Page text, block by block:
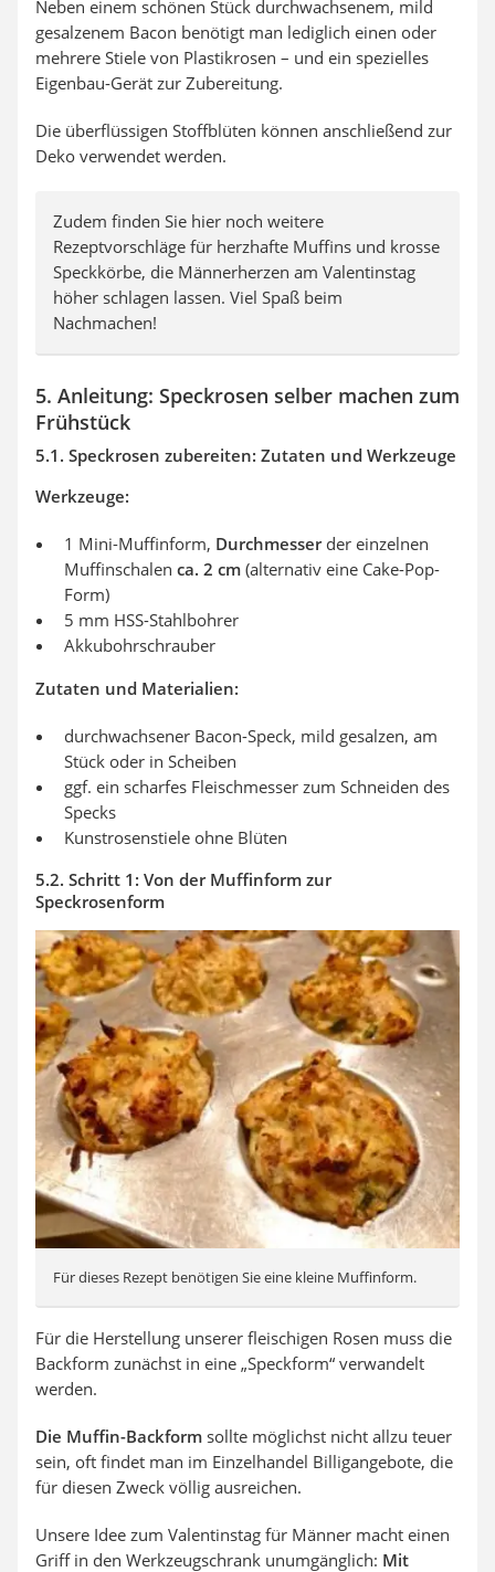
Neben einem schönen Stück durchwachsenem, mild
gesalzenem Bacon benötigt man lediglich einen oder
mehrere Stiele von Plastikrosen – und ein spezielles
Eigenbau-Gerät zur Zubereitung.
Die überflüssigen Stoffblüten können anschließend zur
Deko verwendet werden.
Zudem finden Sie hier noch weitere
Rezeptvorschläge für herzhafte Muffins und krosse
Speckkörbe, die Männerherzen am Valentinstag
höher schlagen lassen. Viel Spaß beim
Nachmachen!
5. Anleitung: Speckrosen selber machen zum
Frühstück
5.1. Speckrosen zubereiten: Zutaten und Werkzeuge
Werkzeuge:
1 Mini-Muffinform, Durchmesserder einzelnen
Muffinschalen ca. 2 cm (alternativ eine Cake-Pop-
Form)
5 mm HSS-Stahlbohrer
Akkubohrschrauber
Zutaten und Materialien:
durchwachsener Bacon-Speck, mild gesalzen, am
Stück oder in Scheiben
ggf. ein scharfes Fleischmesser zum Schneiden des
Specks
Kunstrosenstiele ohne Blüten
5.2. Schritt 1: Von der Muffinform zur
Speckrosenform
Für dieses Rezept benötigen Sie eine kleine Muffinform.
Für die Herstellung unserer fleischigen Rosen muss die
Backform zunächst in eine „Speckform“ verwandelt
werden.
Die Muffin-Backform sollte möglichst nicht allzu teuer
sein, oft findet man im Einzelhandel Billigangebote, die
für diesen Zweck völlig ausreichen.
Unsere Idee zum Valentinstag für Männer macht einen
Griff in den Werkzeugschrank unumgänglich: Mit